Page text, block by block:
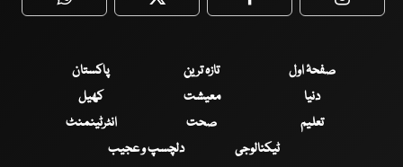
WhatsApp Twitter Facebook
صفحۂ اول تازہ ترین
پاکستان
دنیا
معیشت
کھیل
تعلیم
صحت
انٹرٹینمنٹ
ٹیکنالوجی
دلچسپ و عجیب